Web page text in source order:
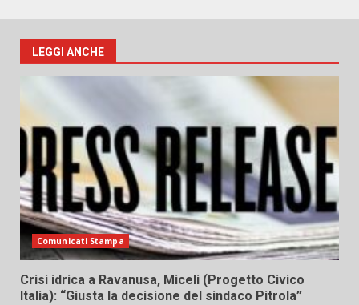
LEGGI ANCHE
Comunicati Stampa
Crisi idrica a Ravanusa, Miceli (Progetto Civico
Italia): “Giusta la decisione del sindaco Pitrola”